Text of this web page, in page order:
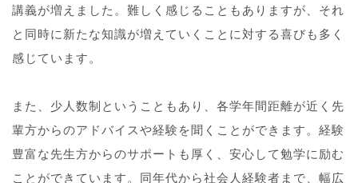
講義が増えました。難しく感じることもありますが、それ
と同時に新たな知識が増えていくことに対する喜びも多く
感じています。
また、少人数制ということもあり、各学年間距離が近く先
輩方からのアドバイスや経験を聞くことができます。経験
豊富な先生方からのサポートも厚く、安心して勉学に励む
ことができています。同年代から社会人経験者まで、幅広